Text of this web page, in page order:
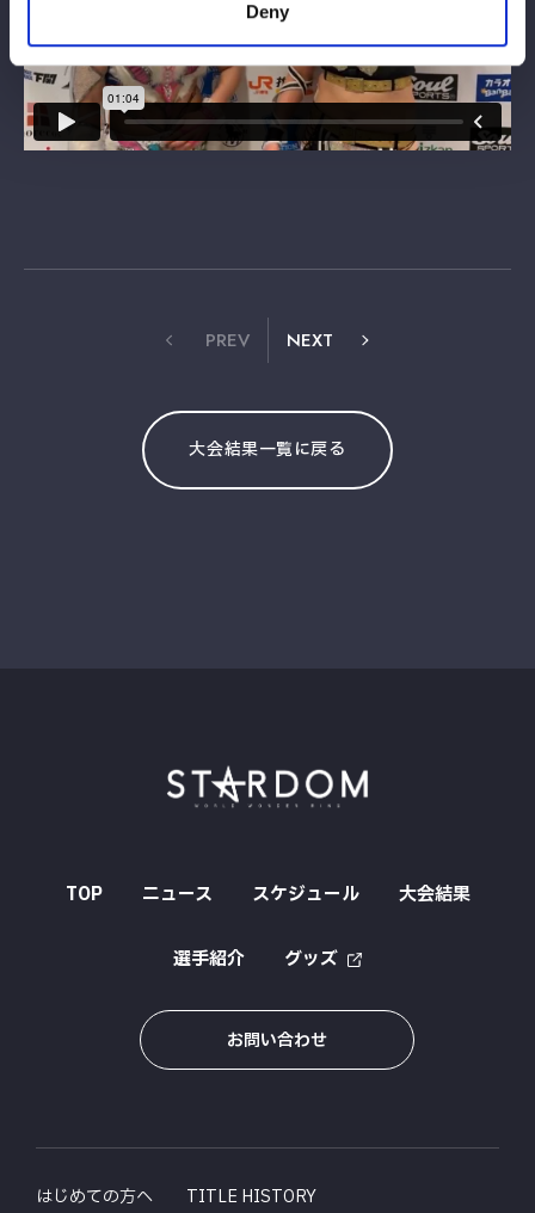
Deny
PREV NEXT
大会結果一覧に戻る
TOP ニュース スケジュール 大会結果
選手紹介 グッズ
お問い合わせ
はじめての方へ TITLE HISTORY